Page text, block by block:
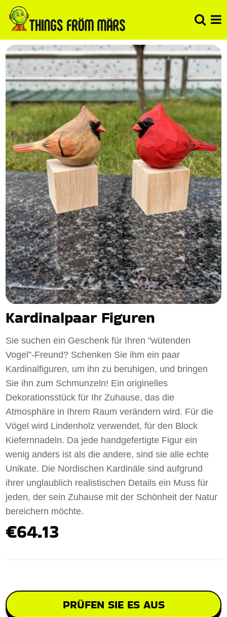
Kardinalpaar Figuren
Sie suchen ein Geschenk für Ihren "wütenden
Vogel"-Freund? Schenken Sie ihm ein paar
Kardinalfiguren, um ihn zu beruhigen, und bringen
Sie ihn zum Schmunzeln! Ein originelles
Dekorationsstück für Ihr Zuhause, das die
Atmosphäre in Ihrem Raum verändern wird. Für die
Vögel wird Lindenholz verwendet, für den Block
Kiefernnadeln. Da jede handgefertigte Figur ein
wenig anders ist als die andere, sind sie alle echte
Unikate. Die Nordischen Kardinäle sind aufgrund
ihrer unglaublich realistischen Details ein Muss für
jeden, der sein Zuhause mit der Schönheit der Natur
bereichern möchte.
€64.13
PRÜFEN SIE ES AUS